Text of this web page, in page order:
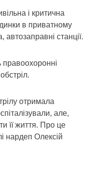
і критична
в приватному
автозаправні станції.
правоохоронні
отримала
але,
її життя. Про це
нардеп Олексій